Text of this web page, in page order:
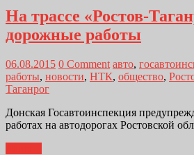
На трассе «Ростов-
дорожные работы
06.08.2015 0 Comment авто,
работы, новости, НТК, общество,
Таганрог
Донская Госавтоинспекция
работах на автодорогах Ростовской